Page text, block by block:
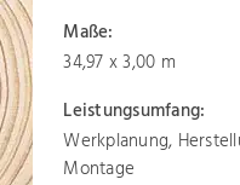
Maße:
34,97 x 3,00 m
Leistungsumfang:
Werkplanung,
Montage